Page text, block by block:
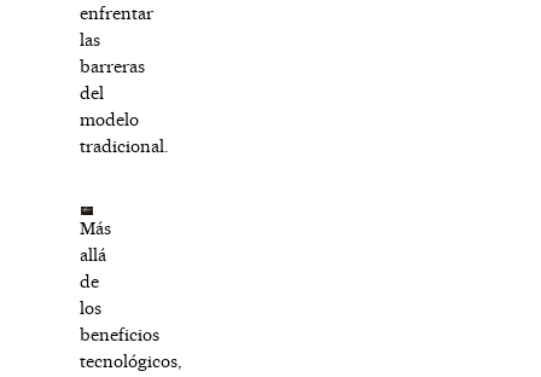
enfrentar
las
barreras
del
modelo
tradicional.
Más
allá
de
los
beneficios
tecnológicos,